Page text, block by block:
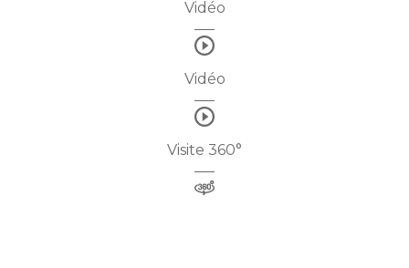
Vidéo
Vidéo
Visite 360°